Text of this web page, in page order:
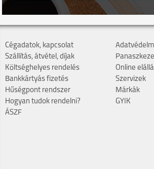
Cégadatok, kapcsolat
Szállítás, átvétel, díjak
Költséghelyes rendelés
Bankkártyás fizetés
Hűségpont rendszer
Hogyan tudok rendelni?
ÁSZF
Online
Szervizek
Márkák
GYIK